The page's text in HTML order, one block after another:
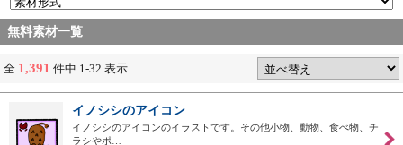
無料素材一覧
全 1,391 件中 1-32 表示
イノシシのアイコン
イノシシのアイコンのイラストです。その他小物、動物、食べ物、チ
ラシやポ…